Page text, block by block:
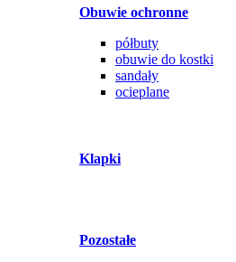
Obuwie ochronne
półbuty
obuwie do kostki
sandały
ocieplane
Klapki
Pozostałe